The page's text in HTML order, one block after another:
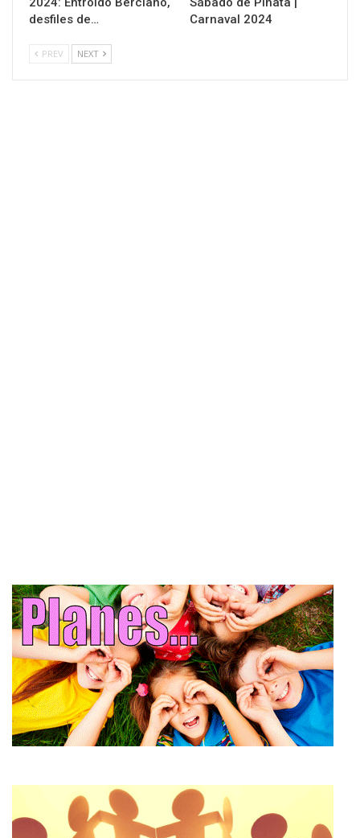
desfiles de…
Carnaval 2024
PREV NEXT